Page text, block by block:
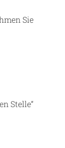
Sie
Stelle“